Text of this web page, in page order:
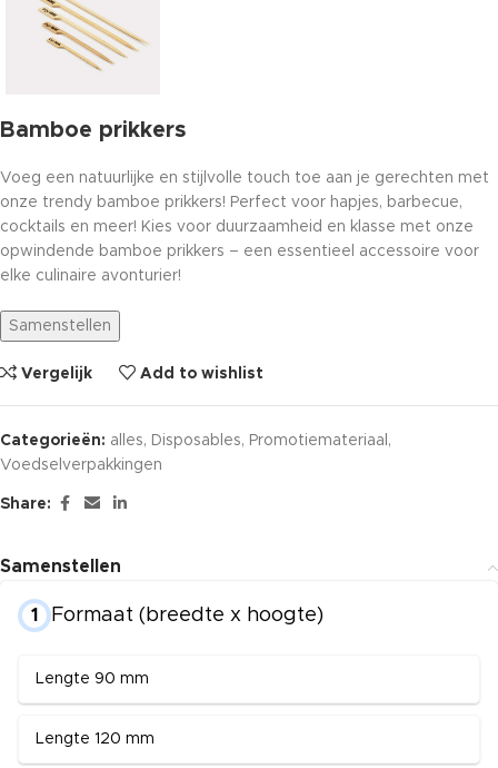
Bamboe prikkers
Voeg een natuurlijke en stijlvolle touch toe aan je gerechten met
onze trendy bamboe prikkers! Perfect voor hapjes, barbecue,
cocktails en meer! Kies voor duurzaamheid en klasse met onze
opwindende bamboe prikkers – een essentieel accessoire voor
elke culinaire avonturier!
Samenstellen
Vergelijk Add to wishlist
Categorieën: alles, Disposables, Promotiemateriaal ,
Voedselverpakkingen
Share:
Samenstellen
1 Formaat (breedte x hoogte)
Lengte 90 mm
Lengte 120 mm